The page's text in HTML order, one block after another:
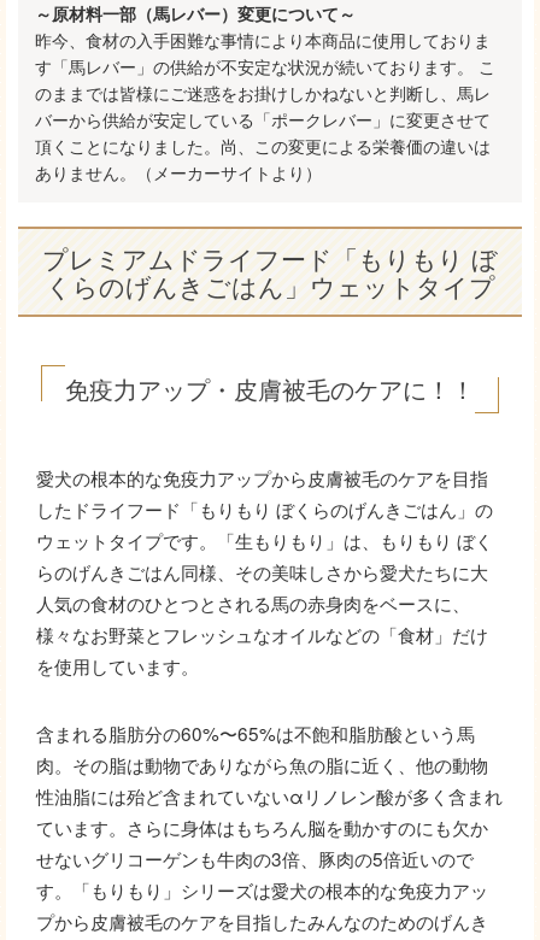
～原材料一部（馬レバー）変更について～
昨今、食材の入手困難な事情により本商品に使用しておりま
す「馬レバー」の供給が不安定な状況が続いております。 こ
のままでは皆様にご迷惑をお掛けしかねないと判断し、馬レ
バーから供給が安定している「ポークレバー」に変更させて
頂くことになりました。尚、この変更による栄養価の違いは
ありません。（メーカーサイトより）
プレミアムドライフード「もりもり ぼ
くらのげんきごはん」ウェットタイプ
免疫力アップ・皮膚被毛のケアに！！
愛犬の根本的な免疫力アップから皮膚被毛のケアを目指
したドライフード「もりもり ぼくらのげんきごはん」の
ウェットタイプです。「生もりもり」は、もりもり ぼく
らのげんきごはん同様、その美味しさから愛犬たちに大
人気の食材のひとつとされる馬の赤身肉をベースに、
様々なお野菜とフレッシュなオイルなどの「食材」だけ
を使用しています。
含まれる脂肪分の60%〜65%は不飽和脂肪酸という馬
肉。その脂は動物でありながら魚の脂に近く、他の動物
性油脂には殆ど含まれていないαリノレン酸が多く含まれ
ています。さらに身体はもちろん脳を動かすのにも欠か
せないグリコーゲンも牛肉の3倍、豚肉の5倍近いので
す。「もりもり」シリーズは愛犬の根本的な免疫力アッ
プから皮膚被毛のケアを目指したみんなのためのげんき